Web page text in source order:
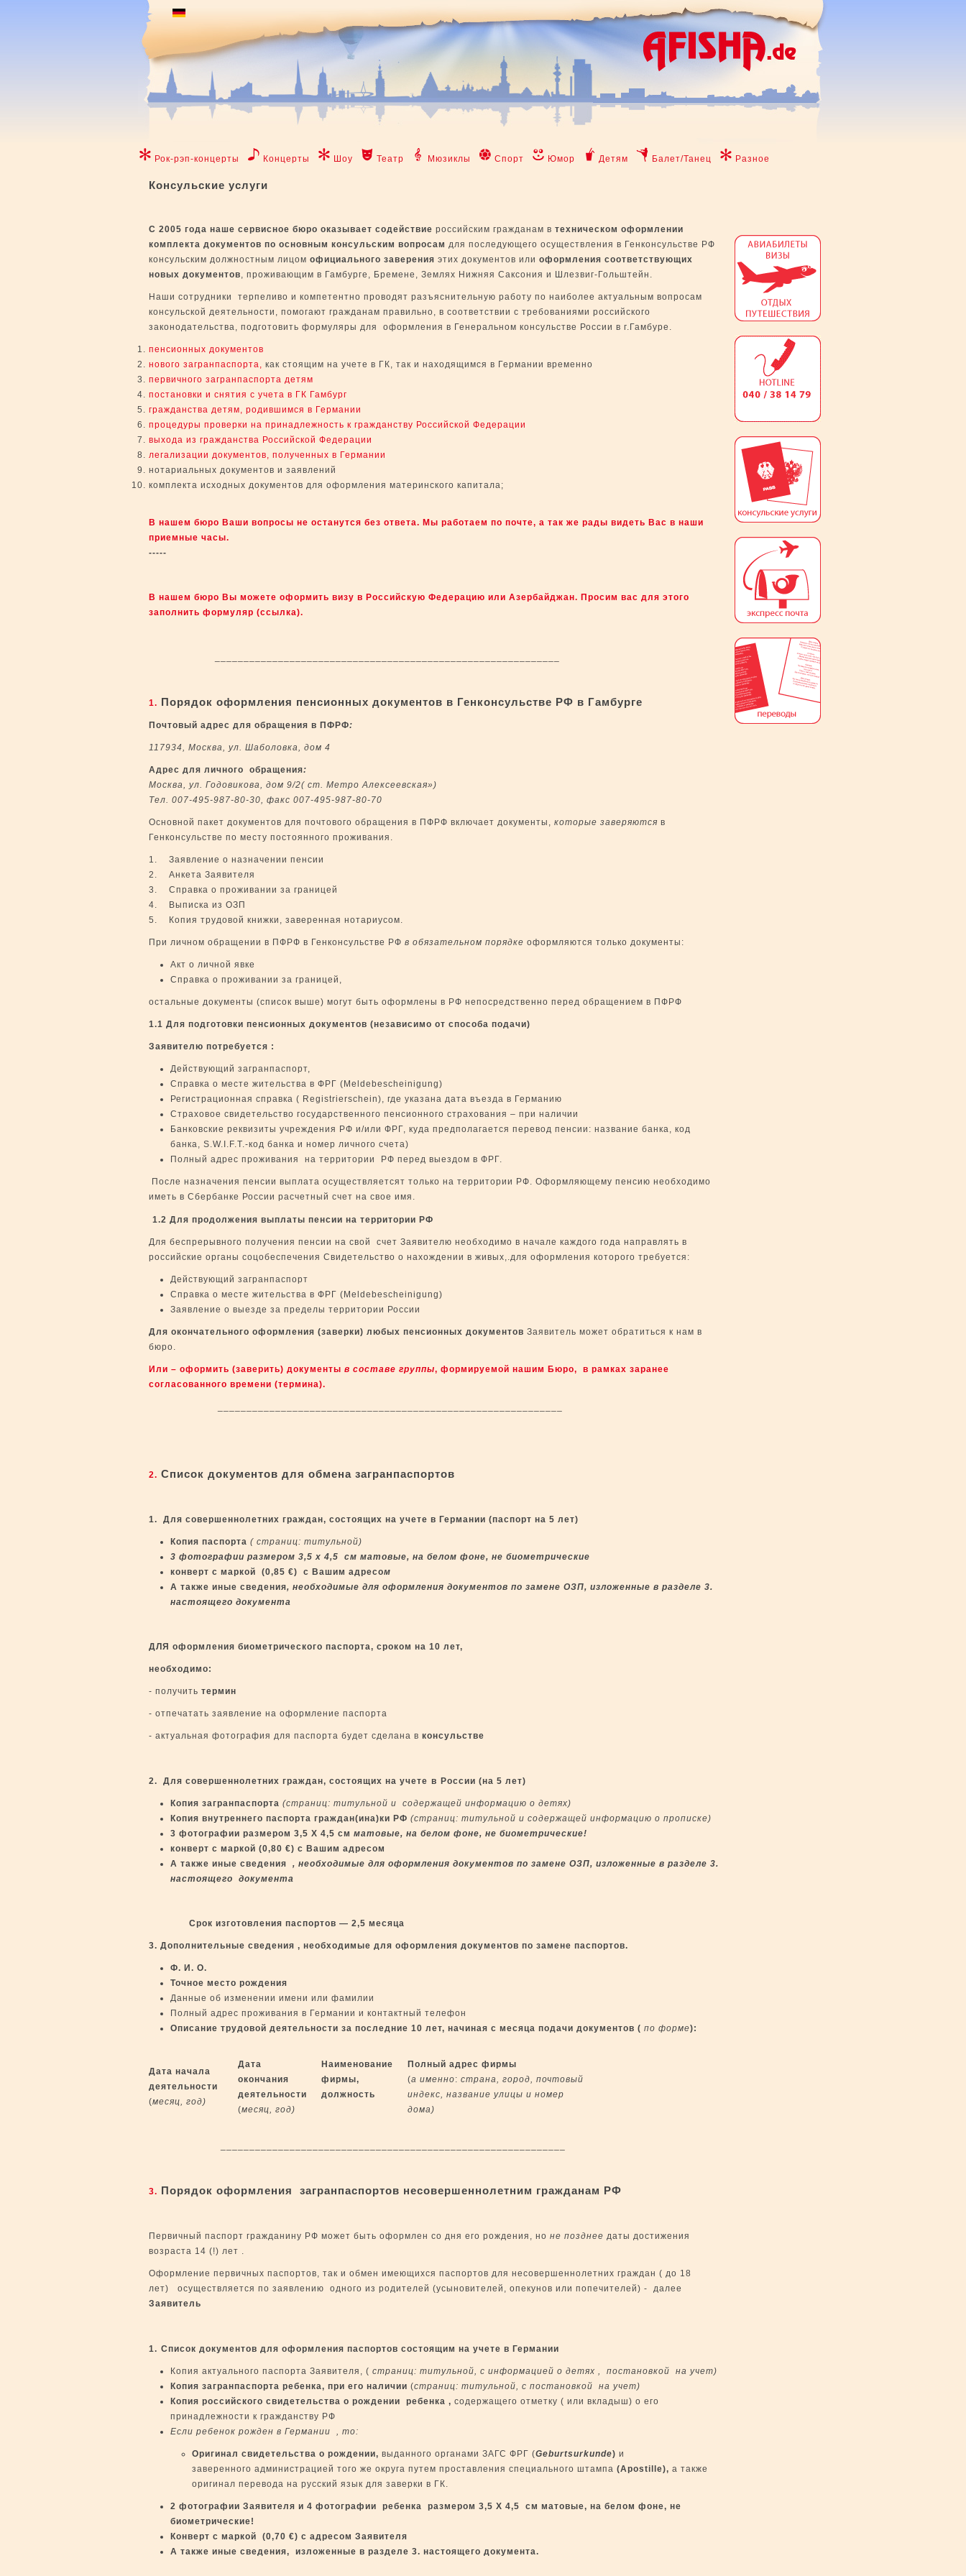
Рок-рэп-концерты Концерты Шоу Театр Мюзиклы Спорт Юмор Детям Балет/Танец Разное
Консульские услуги
С 2005 года наше сервисное бюро оказывает содействие российским гражданам в техническом оформлении
комплекта документов по основным консульским вопросам для последующего осуществления в Генконсульстве РФ
консульским должностным лицом официального заверения этих документов или оформления соответствующих
новых документов, проживающим в Гамбурге, Бремене, Землях Нижняя Саксония и Шлезвиг-Гольштейн.
Наши сотрудники терпеливо и компетентно проводят разъяснительную работу по наиболее актуальным вопросам
консульской деятельности, помогают гражданам правильно, в соответствии с требованиями российского
законодательства, подготовить формуляры для оформления в Генеральном консульстве России в г.Гамбуре.
пенсионных документов
нового загранпаспорта, как стоящим на учете в ГК, так и находящимся в Германии временно
первичного загранпаспорта детям
постановки и снятия с учета в ГК Гамбург
гражданства детям, родившимся в Германии
процедуры проверки на принадлежность к гражданству Российской Федерации
выхода из гражданства Российской Федерации
легализации документов, полученных в Германии
нотариaльных документов и заявлений
комплекта исходных документов для оформления материнского капитала;
В нашем бюро Ваши вопросы не останутся без ответа. Мы работаем по почте, а так же рады видеть Вас в наши
приемные часы.
-----
В нашем бюро Вы можете оформить визу в Российскую Федерацию или Азербайджан. Просим вас для этого
заполнить формуляр (ссылка).
1. Порядок оформления пенсионных документов в Генконсульстве РФ в Гамбурге
Почтовый адрес для обращения в ПФРФ:
117934, Москва, ул. Шаболовка, дом 4
Адрес для личного обращения:
Москва, ул. Годовикова, дом 9/2( ст. Метро Алексеевская»)
Тел. 007-495-987-80-30, факс 007-495-987-80-70
Основной пакет документов для почтового обращения в ПФРФ включает документы, которые заверяются в
Генконсульстве по месту постоянного проживания.
1. Заявление о назначении пенсии
2. Анкета Заявителя
3. Справка о проживании за границей
4. Выписка из ОЗП
5. Копия трудовой книжки, заверенная нотариусом.
При личном обращении в ПФРФ в Генконсульстве РФ в обязательном порядке оформляются только документы:
Акт о личной явке
Справка о проживании за границей,
остальные документы (список выше) могут быть оформлены в РФ непосредственно перед обращением в ПФРФ
1.1 Для подготовки пенсионных документов (независимо от способа подачи)
Заявителю потребуется :
Действующий загранпаспорт,
Справка о месте жительства в ФРГ (Meldebescheinigung)
Регистрационная справка ( Registrierschein), где указана дата въезда в Германию
Страховое свидетельство государственного пенсионного страхования – при наличии
Банковские реквизиты учреждения РФ и/или ФРГ, куда предполагается перевод пенсии: название банка, код
банка, S.W.I.F.T.-код банка и номер личного счета)
Полный адрес проживания на территории РФ перед выездом в ФРГ.
После назначения пенсии выплата осуществляетсят только на территории РФ. Оформляющему пенсию необходимо
иметь в Сбербанке России расчетный счет на свое имя.
1.2 Для продолжения выплаты пенсии на территории РФ
Для беспрерывного получения пенсии на свой счет Заявителю необходимо в начале каждого года направлять в
российские органы соцобеспечения Свидетельство о нахождении в живых,.для оформления которого требуется:
Действующий загранпаспорт
Справка о месте жительства в ФРГ (Meldebescheinigung)
Заявление о выезде за пределы территории России
Для окончательного оформления (заверки) любых пенсионных документов Заявитель может обратиться к нам в
бюро.
Или – оформить (заверить) документы в составе группы, формируемой нашим Бюро, в рамках заранее
согласованного времени (термина).
2. Список документов для обмена загранпаспортов
1. Для совершеннолетних граждан, состоящих на учете в Германии (паспорт на 5 лет)
Копия паспорта ( страниц: титульной)
3 фотографии размером 3,5 х 4,5 см матовые, на белом фоне, не биометрические
конверт c маркой (0,85 €) с Вашим адресом
А также иные сведения, необходимые для оформления документов по замене ОЗП, изложенные в разделе 3.
настоящего документа
ДЛЯ оформления биометрического паспорта, сроком на 10 лет,
необходимо:
- получить термин
- отпечатать заявление на оформление паспорта
- актуальная фотография для паспорта будет сделана в консульстве
2. Для совершеннолетних граждан, состоящих на учете в России (на 5 лет)
Копия загранпаспорта (страниц: титульной и содержащей информацию о детях)
Копия внутреннего паспорта граждан(ина)ки РФ (страниц: титульной и содержащей информацию о прописке)
3 фотографии размером 3,5 Х 4,5 см матовые, на белом фоне, не биометрические!
конверт c маркой (0,80 €) с Вашим адресом
А также иные сведения , необходимые для оформления документов по замене ОЗП, изложенные в разделе 3.
настоящего документа
Срок изготовления паспортов — 2,5 месяца
3. Дополнительные сведения , необходимые для оформления документов по замене паспортов.
Ф. И. О.
Точное место рождения
Данные об изменении имени или фамилии
Полный адрес проживания в Германии и контактный телефон
Описание трудовой деятельности за последние 10 лет, начиная с месяца подачи документов ( по форме):
Дата начала
деятельности
(месяц, год)
Дата
окончания
деятельности
(месяц, год)
Наименование
фирмы,
должность
Полный адрес фирмы
(а именно: страна, город, почтовый
индекс, название улицы и номер
дома)
3. Порядок оформления загранпаспортов несовершеннолетним гражданам РФ
Первичный паспорт гражданину РФ может быть оформлен со дня его рождения, но не позднее даты достижения
возраста 14 (!) лет .
Оформление первичных паспортов, так и обмен имеющихся паспортов для несовершеннолетних граждан ( до 18
лет) осуществляется по заявлению одного из родителей (усыновителей, опекунов или попечителей) - далее
Заявитель
1. Список документов для оформления паспортов состоящим на учете в Германии
Копия актуального паспорта Заявителя, ( страниц: титульной, с информацией о детях , постановкой на учет)
Копия загранпаспорта ребенка, при его наличии (страниц: титульной, с постановкой на учет)
Копия российского свидетельства о рождении ребенка , содержащего отметку ( или вкладыш) о его
принадлежности к гражданству РФ
Если ребенок рожден в Германии , то:
Оригинал свидетельства о рождении, выданного органами ЗАГС ФРГ (Geburtsurkunde) и
заверенного администрацией того же округа путем проставления специального штампа (Apostille), а также
оригинал перевода на русский язык для заверки в ГК.
2 фотографии Заявителя и 4 фотографии ребенка размером 3,5 Х 4,5 см матовые, на белом фоне, не
биометрические!
Конверт c маркой (0,70 €) с адресом Заявителя
А также иные сведения, изложенные в разделе 3. настоящего документа.